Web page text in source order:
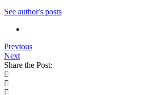
See author's posts
Previous
Next
Share the Post: